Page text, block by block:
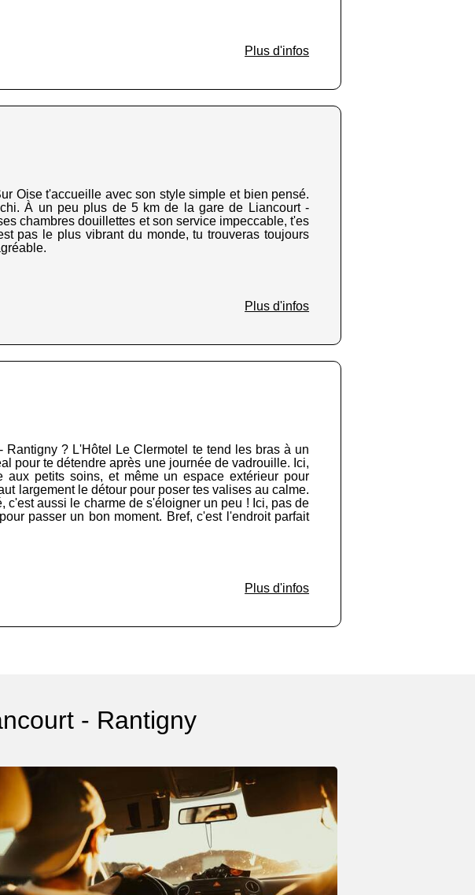
Plus d'infos
Oise t'accueille avec son style simple et bien pensé.
À un peu plus de 5 km de la gare de Liancourt -
chambres douillettes et son service impeccable, t'es
pas le plus vibrant du monde, tu trouveras toujours
Plus d'infos
? L'Hôtel Le Clermotel te tend les bras à un
pour te détendre après une journée de vadrouille. Ici,
petits soins, et même un espace extérieur pour
largement le détour pour poser tes valises au calme.
aussi le charme de s'éloigner un peu ! Ici, pas de
passer un bon moment. Bref, c'est l'endroit parfait
Plus d'infos
- Rantigny